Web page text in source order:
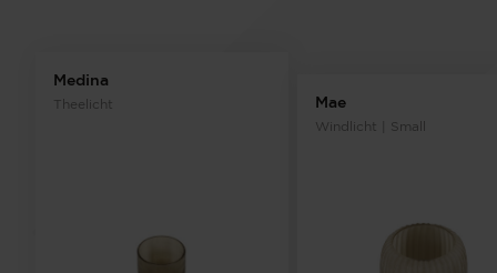
Medina
Theelicht Mae
Windlicht | Small